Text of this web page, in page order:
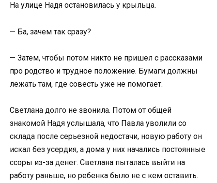
На улице Надя остановилась у крыльца.
— Ба, зачем так сразу?
— Затем, чтобы потом никто не пришел с рассказами
про родство и трудное положение. Бумаги должны
лежать там, где совесть уже не помогает.
Светлана долго не звонила. Потом от общей
знакомой Надя услышала, что Павла уволили со
склада после серьезной недостачи, новую работу он
искал без усердия, а дома у них начались постоянные
ссоры из-за денег. Светлана пыталась выйти на
работу раньше, но ребенка было не с кем оставить.